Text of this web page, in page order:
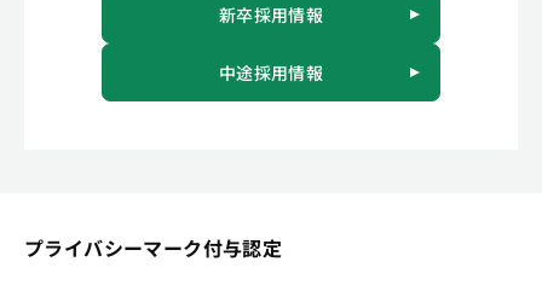
新卒採用情報
中途採用情報
プライバシーマーク付与認定